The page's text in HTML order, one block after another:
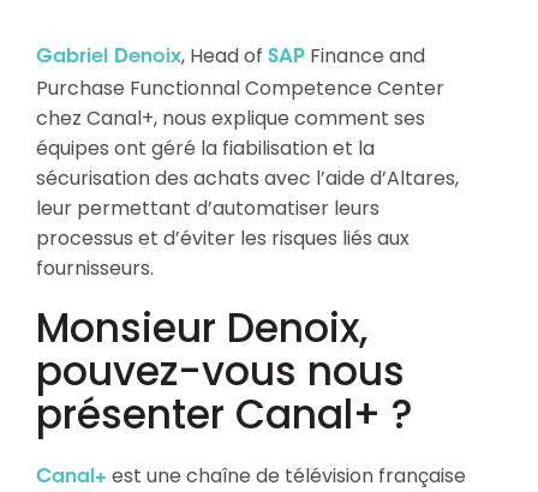
Gabriel Denoix, Head of SAP Finance and
Purchase Functionnal Competence Center
chez Canal+, nous explique comment ses
équipes ont géré la fiabilisation et la
sécurisation des achats avec l’aide d’Altares,
leur permettant d’automatiser leurs
processus et d’éviter les risques liés aux
fournisseurs.
Monsieur Denoix,
pouvez-vous nous
présenter Canal+ ?
Canal+ est une chaîne de télévision française